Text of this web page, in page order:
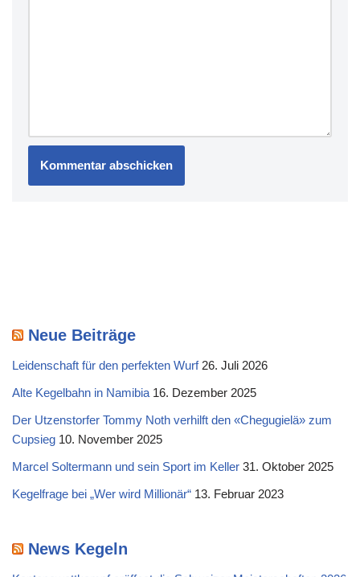
Neue Beiträge
Leidenschaft für den perfekten Wurf 26. Juli 2026
Alte Kegelbahn in Namibia 16. Dezember 2025
Der Utzenstorfer Tommy Noth verhilft den «Chegugielä» zum
Cupsieg 10. November 2025
Marcel Soltermann und sein Sport im Keller 31. Oktober 2025
Kegelfrage bei „Wer wird Millionär“ 13. Februar 2023
News Kegeln